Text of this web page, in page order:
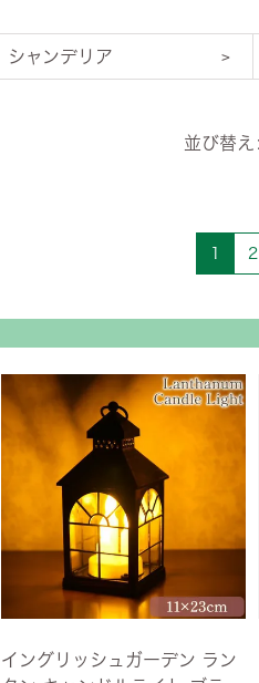
シャンデリア
並び替え
2
イングリッシュガーデン ラン